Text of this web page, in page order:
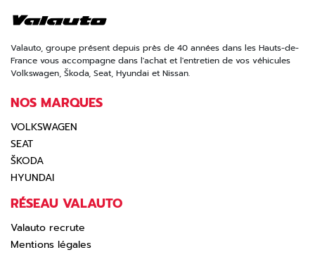
Valauto, groupe présent depuis près de 40 années dans les Hauts-de-
France vous accompagne dans l'achat et l'entretien de vos véhicules
Volkswagen, Škoda, Seat, Hyundai et Nissan.
NOS MARQUES
VOLKSWAGEN
SEAT
ŠKODA
HYUNDAI
RÉSEAU VALAUTO
Valauto recrute
Mentions légales